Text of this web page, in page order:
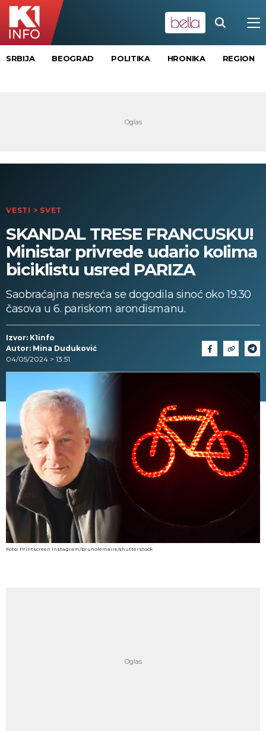
SRBIJA BEOGRAD POLITIKA HRONIKA REGION
VESTI > SVET
SKANDAL TRESE FRANCUSKU!
Ministar privrede udario kolima
biciklistu usred PARIZA
Saobraćajna nesreća se dogodila sinoć oko 19.30
časova u 6. pariskom arondismanu.
Izvor: K1info
Autor: Mina Duduković
04/05/2024 > 13:51
Foto: Printscreen Instagram/brunolemaire/shutterstock